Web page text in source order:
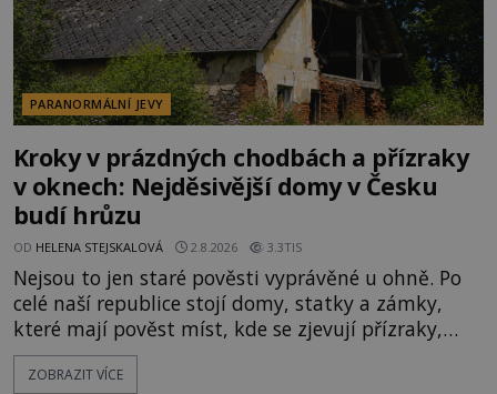
PARANORMÁLNÍ JEVY
Kroky v prázdných chodbách a přízraky
v oknech: Nejděsivější domy v Česku
budí hrůzu
OD HELENA STEJSKALOVÁ 2.8.2026 3.3TIS
Nejsou to jen staré pověsti vyprávěné u ohně. Po
celé naší republice stojí domy, statky a zámky,
které mají pověst míst, kde se zjevují přízraky,
ozývají nevysvětlitelné zvuky nebo se dějí podivné
jevy. Zatímco historici většinou hledají racionální
ZOBRAZIT VÍCE